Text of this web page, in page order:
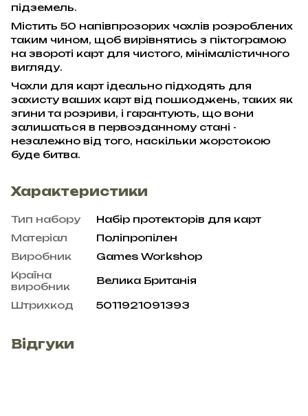
підземель.
Містить 50 напівпрозорих чохлів розроблених
таким чином, щоб вирівнятись з піктограмою
на звороті карт для чистого, мінімалістичного
вигляду.
Чохли для карт ідеально підходять для
захисту ваших карт від пошкоджень, таких як
згини та розриви, і гарантують, що вони
залишаться в первозданному стані -
незалежно від того, наскільки жорстокою
буде битва.
Характеристики
Тип набору
Набір протекторів для карт
Матеріал
Поліпропілен
Виробник
Games Workshop
Країна
виробник
Велика Британія
Штрихкод 5011921091393
Відгуки